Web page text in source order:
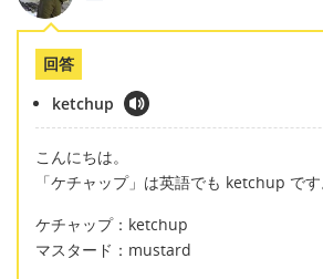
回答
ketchup
こんにちは。
「ケチャップ」は英語でも ketchup です
ケチャップ：ketchup
マスタード：mustard